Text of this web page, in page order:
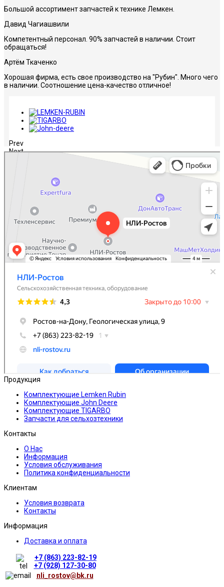
Большой ассортимент запчастей к технике Лемкен.
Давид Чагиашвили
Компетентный персонал. 90% запчастей в наличии. Стоит
обращаться!
Артём Ткаченко
Хорошая фирма, есть свое производство на "Рубин". Много чего
в наличии. Соотношение цена-качество отличное!
Prev
Next
НЛИ-Ростов
Сельскохозяйственная техника, оборудование в Ростове‑на‑Дону
Продукция
Комплектующие Lemken Rubin
Комплектующие John Deere
Комплектующие TIGARBO
Запчасти для сельхозтехники
Контакты
О Нас
Информация
Условия обслуживания
Политика конфиденциальности
Клиентам
Условия возврата
Контакты
Информация
Доставка и оплата
+7 (863) 223-82-19
+7 (928) 127-30-80
nli_rostov@bk.ru